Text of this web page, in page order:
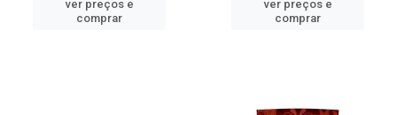
ver preços e
comprar
ver preços e
comprar